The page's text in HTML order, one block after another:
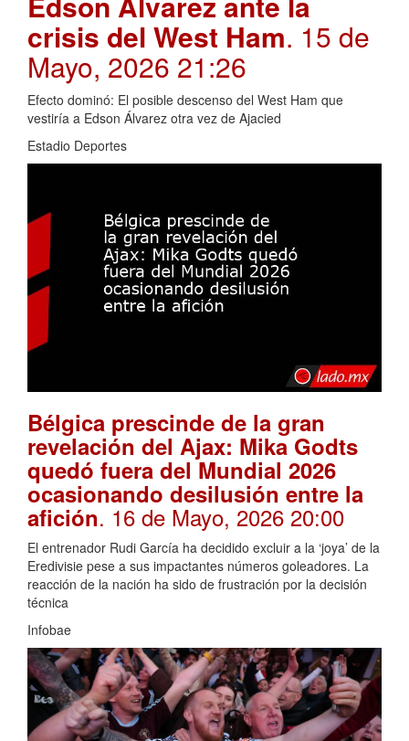
crisis del West Ham. 15 de
Mayo, 2026 21:26
Efecto dominó: El posible descenso del West Ham que
vestiría a Edson Álvarez otra vez de Ajacied
Estadio Deportes
Bélgica prescinde de la gran
revelación del Ajax: Mika Godts
quedó fuera del Mundial 2026
ocasionando desilusión entre la
afición. 16 de Mayo, 2026 20:00
El entrenador Rudi García ha decidido excluir a la ‘joya’ de la
Eredivisie pese a sus impactantes números goleadores. La
reacción de la nación ha sido de frustración por la decisión
técnica
Infobae